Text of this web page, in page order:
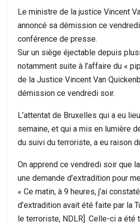
Le ministre de la justice Vincent
annoncé sa démission ce
conférence de presse.
Sur un siège éjectable depuis
notamment suite à l’affaire du «
de la Justice Vincent Van
démission ce vendredi soir.
L’attentat de Bruxelles qui a eu
semaine, et qui a mis en lumière
du suivi du terroriste, a eu raison
On apprend ce vendredi soir que
une demande d’extradition pour
« Ce matin, à 9 heures, j’ai
d’extradition avait été faite par la
le terroriste, NDLR]. Celle-ci a été